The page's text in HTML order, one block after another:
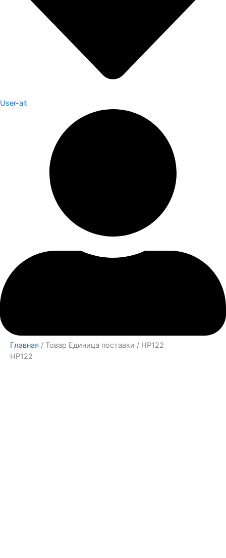
User-alt
Главная / Товар Единица поставки / HP122
HP122